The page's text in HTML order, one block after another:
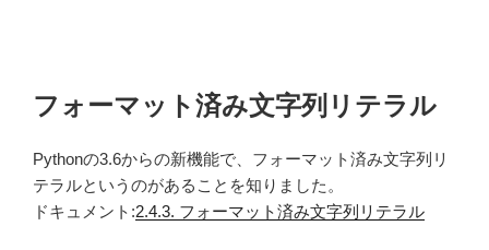
フォーマット済み文字列リテラル
Pythonの3.6からの新機能で、フォーマット済み文字列リ
テラルというのがあることを知りました。
ドキュメント:2.4.3. フォーマット済み文字列リテラル